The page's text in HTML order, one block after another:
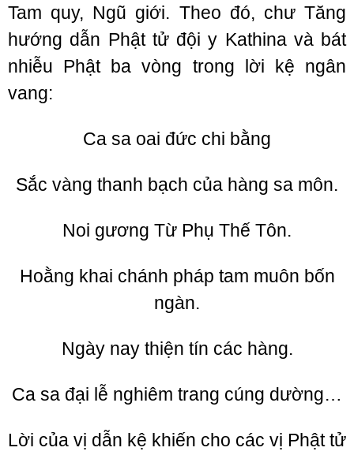
Tam quy, Ngũ giới. Theo đó, chư Tăng
hướng dẫn Phật tử đội y Kathina và bát
nhiễu Phật ba vòng trong lời kệ ngân
vang:
Ca sa oai đức chi bằng
Sắc vàng thanh bạch của hàng sa môn.
Noi gương Từ Phụ Thế Tôn.
Hoằng khai chánh pháp tam muôn bốn
ngàn.
Ngày nay thiện tín các hàng.
Ca sa đại lễ nghiêm trang cúng dường…
Lời của vị dẫn kệ khiến cho các vị Phật tử